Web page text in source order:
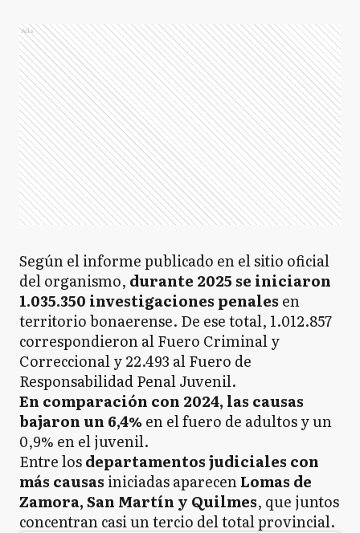
Ads
Según el informe publicado en el sitio oficial
del organismo, durante 2025 se iniciaron
1.035.350 investigaciones penales en
territorio bonaerense. De ese total, 1.012.857
correspondieron al Fuero Criminal y
Correccional y 22.493 al Fuero de
Responsabilidad Penal Juvenil.
En comparación con 2024, las causas
bajaron un 6,4%en el fuero de adultos y un
0,9% en el juvenil.
Entre losdepartamentos judiciales con
más causas iniciadas aparecenLomas de
Zamora, San Martín y Quilmes, que juntos
concentran casi un tercio del total provincial.